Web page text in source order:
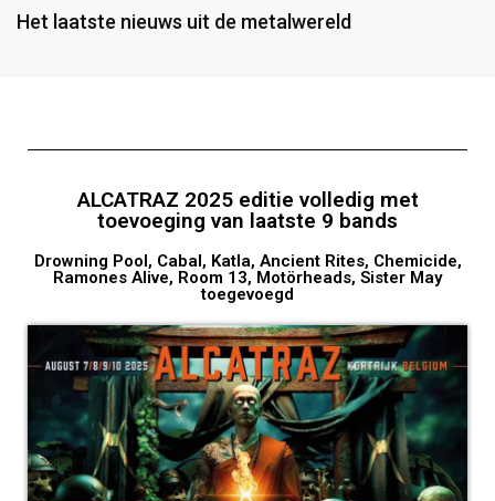
Het laatste nieuws uit de metalwereld
ALCATRAZ 2025 editie volledig met
toevoeging van laatste 9 bands
Drowning Pool, Cabal, Katla, Ancient Rites, Chemicide,
Ramones Alive, Room 13, Motörheads, Sister May
toegevoegd